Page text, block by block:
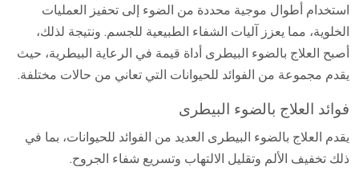
استخدام أطوال موجية محددة من الضوء إلى تحفيز العمليات
الخلوية، مما يعزز آليات الشفاء الطبيعية للجسم. ونتيجة لذلك،
أصبح العلاج بالضوء البيطرى أداة قيمة في الرعاية البيطرية، حيث
يقدم مجموعة من الفوائد للحيوانات التي تعاني من حالات مختلفة.
فوائد العلاج بالضوء البيطرى
يقدم العلاج بالضوء البيطرى العديد من الفوائد للحيوانات، بما في
ذلك تخفيف الألم وتقليل الالتهاب وتسريع شفاء الجروح.